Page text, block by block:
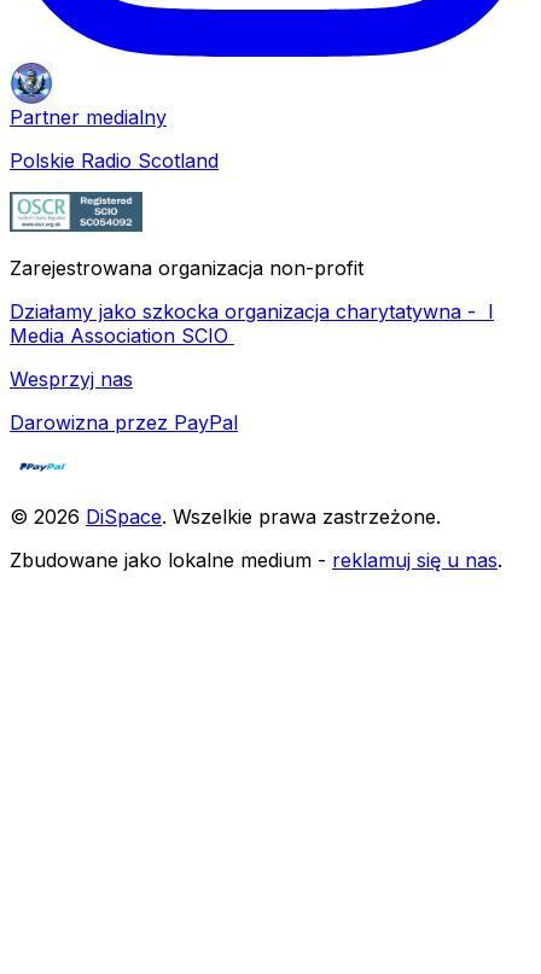
Partner medialny
Polskie Radio Scotland
Zarejestrowana organizacja non-profit
Działamy jako szkocka organizacja charytatywna - I
Media Association SCIO
Wesprzyj nas
Darowizna przez PayPal
© 2026 DiSpace. Wszelkie prawa zastrzeżone.
Zbudowane jako lokalne medium - reklamuj się u nas.